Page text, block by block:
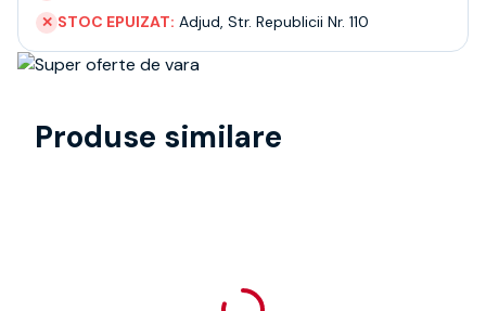
✕ STOC EPUIZAT: Adjud, Str. Republicii Nr. 110
Produse similare